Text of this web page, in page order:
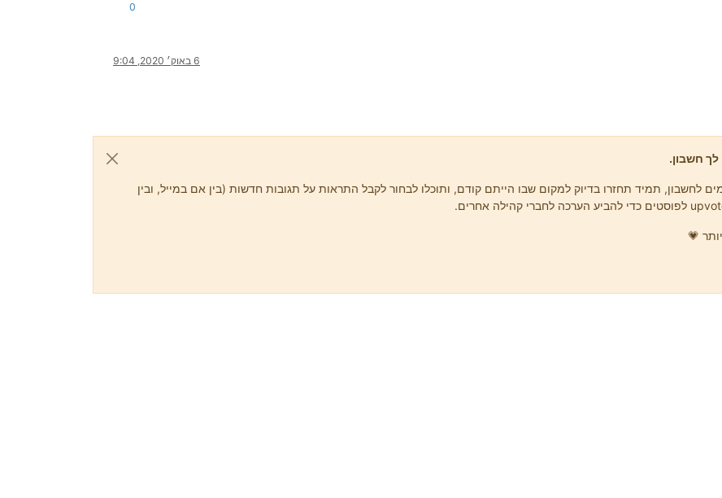
0
6 באוק׳ 2020, 9:04
לך חשבון.
לחשבון, תמיד תחזרו בדיוק למקום שבו הייתם קודם, ותוכלו לבחור לקבל התראות על תגובות חדשות (בין אם במייל, ובין
💗